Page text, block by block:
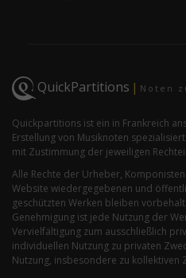
QuickPartitions | Noten
Quickpartitions ist ein in Frankreich
Erstellung von Musiknoten
mit Zustimmung der jeweiligen
Alle Rechte der Urheber,
Website wiedergegebenen und
geschützten Werken bleiben
Genehmigung ist jede Nutzung der
Vervielfältigung zum ausschließlich
individuellen Nutzung zu privaten
Nutzung, insbesondere zu kollektiven